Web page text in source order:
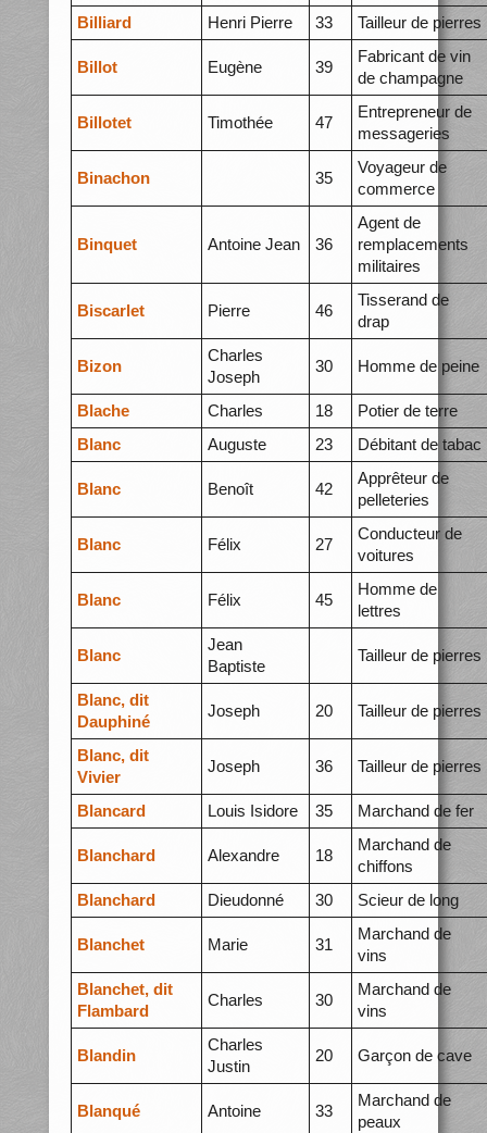
Billiard
Henri Pierre 33 Tailleur de pierres
Billot Eugène 39
Fabricant de vin
de champagne
Billotet Timothée 47
Entrepreneur de
messageries
Binachon 35
Voyageur de
commerce
Binquet Antoine Jean 36
Agent de
remplacements
militaires
Biscarlet Pierre 46
Tisserand de
drap
Bizon
Charles
Joseph
30 Homme de peine
Blache Charles 18
Potier de terre
Blanc
Auguste 23 Débitant de tabac
Blanc Benoît 42
Apprêteur de
pelleteries
Blanc Félix 27
Conducteur de
voitures
Blanc Félix 45
Homme de
lettres
Blanc
Jean
Baptiste
Tailleur de pierres
Blanc, dit
Dauphiné
Joseph 20 Tailleur de pierres
Blanc, dit
Vivier
Joseph 36 Tailleur de pierres
Blancard Louis Isidore 35 Marchand de fer
Blanchard Alexandre 18
Marchand de
chiffons
Blanchard
Dieudonné 30 Scieur de long
Blanchet Marie 31
Marchand de
vins
Blanchet, dit
Flambard
Charles 30
Marchand de
vins
Blandin
Charles
Justin
20 Garçon de cave
Blanqué Antoine 33
Marchand de
peaux